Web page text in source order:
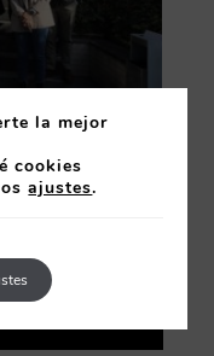
la mejor
cookies
ajustes.